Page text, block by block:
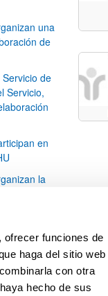
ofrecer funciones de
haga del sitio web
con otra
hecho de sus
una
de
de
Servicio,
en
la
para desplazarse.